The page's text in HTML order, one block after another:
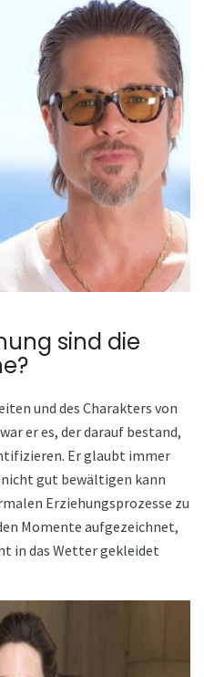
sind die
und des Charakters von
er es, der darauf bestand,
Er glaubt immer
gut bewältigen kann
Erziehungsprozesse zu
Momente aufgezeichnet,
in das Wetter gekleidet